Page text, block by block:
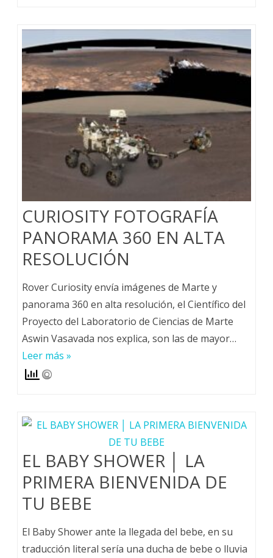
CURIOSITY FOTOGRAFÍA
PANORAMA 360 EN ALTA
RESOLUCIÓN
Rover Curiosity envía imágenes de Marte y
panorama 360 en alta resolución, el Científico del
Proyecto del Laboratorio de Ciencias de Marte
Aswin Vasavada nos explica, son las de mayor…
Leer más »
EL BABY SHOWER │ LA
PRIMERA BIENVENIDA DE
TU BEBE
El Baby Shower ante la llegada del bebe, en su
traducción literal sería una ducha de bebe o lluvia